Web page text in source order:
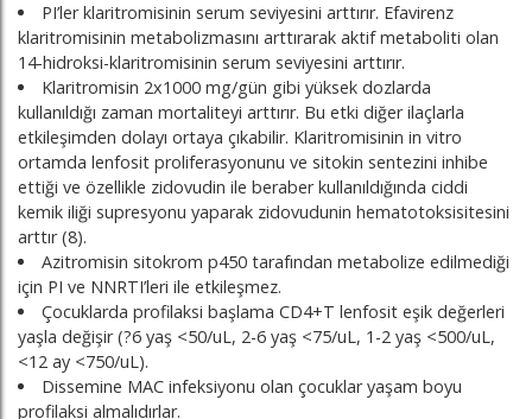
PI’ler klaritromisinin serum seviyesini arttırır. Efavirenz
klaritromisinin metabolizmasını arttırarak aktif metaboliti olan
14-hidroksi-klaritromisinin serum seviyesini arttırır.
Klaritromisin 2x1000 mg/gün gibi yüksek dozlarda
kullanıldığı zaman mortaliteyi arttırır. Bu etki diğer ilaçlarla
etkileşimden dolayı ortaya çıkabilir. Klaritromisinin in vitro
ortamda lenfosit proliferasyonunu ve sitokin sentezini inhibe
ettiği ve özellikle zidovudin ile beraber kullanıldığında ciddi
kemik iliği supresyonu yaparak zidovudunin hematotoksisitesini
arttır (8).
Azitromisin sitokrom p450 tarafından metabolize edilmediği
için PI ve NNRTI’leri ile etkileşmez.
Çocuklarda profilaksi başlama CD4+T lenfosit eşik değerleri
yaşla değişir (?6 yaş <50/uL, 2-6 yaş <75/uL, 1-2 yaş <500/uL,
<12 ay <750/uL).
Dissemine MAC infeksiyonu olan çocuklar yaşam boyu
profilaksi almalıdırlar.